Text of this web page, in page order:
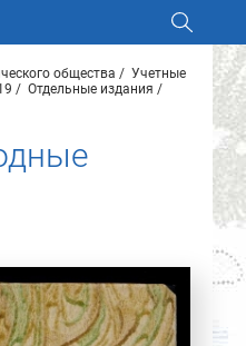
общества
Учетные
Отдельные издания